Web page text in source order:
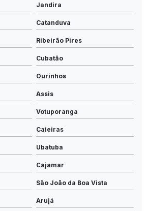
Jandira
Catanduva
Ribeirão Pires
Cubatão
Ourinhos
Assis
Votuporanga
Caieiras
Ubatuba
Cajamar
São João da Boa Vista
Arujá